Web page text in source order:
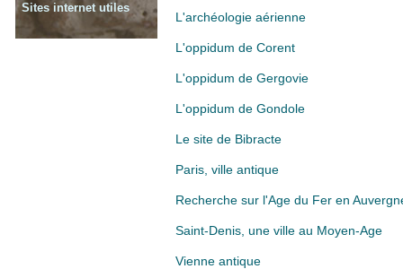
L'archéologie aérienne
L'oppidum de Corent
L'oppidum de Gergovie
L'oppidum de Gondole
Le site de Bibracte
Paris, ville antique
Recherche sur l'Age du Fer en
Saint-Denis, une ville au Moyen-Age
Vienne antique
Sites internet utiles